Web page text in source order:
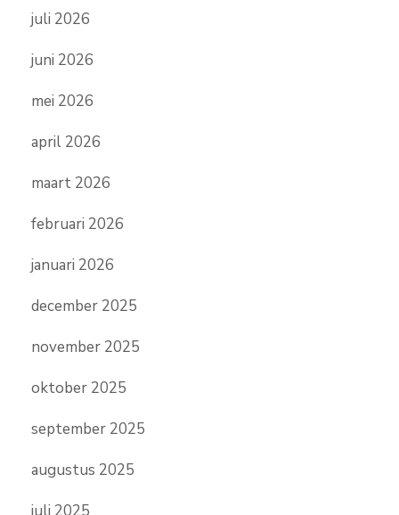
juli 2026
juni 2026
mei 2026
april 2026
maart 2026
februari 2026
januari 2026
december 2025
november 2025
oktober 2025
september 2025
augustus 2025